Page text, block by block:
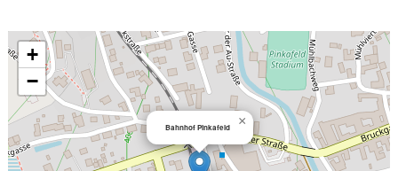
Bahnhof Pinkafeld ×
+
−